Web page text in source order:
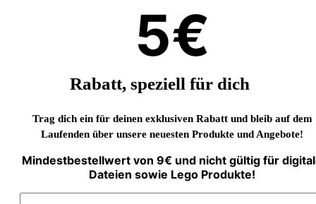
5€
Rabatt, speziell für dich
Trag dich ein für deinen exklusiven Rabatt und bleib auf dem
Laufenden über unsere neuesten Produkte und Angebote!
Mindestbestellwert von 9€ und nicht gültig für
Dateien sowie Lego Produkte!